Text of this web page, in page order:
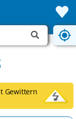
Gewittern